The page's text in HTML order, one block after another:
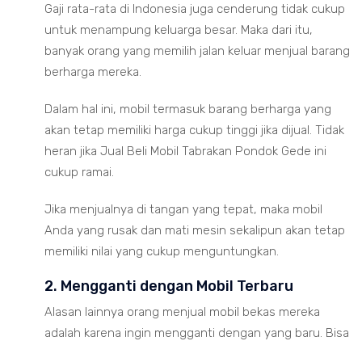
Gaji rata-rata di Indonesia juga cenderung tidak cukup
untuk menampung keluarga besar. Maka dari itu,
banyak orang yang memilih jalan keluar menjual barang
berharga mereka.
Dalam hal ini, mobil termasuk barang berharga yang
akan tetap memiliki harga cukup tinggi jika dijual. Tidak
heran jika Jual Beli Mobil Tabrakan Pondok Gede ini
cukup ramai.
Jika menjualnya di tangan yang tepat, maka mobil
Anda yang rusak dan mati mesin sekalipun akan tetap
memiliki nilai yang cukup menguntungkan.
2. Mengganti dengan Mobil Terbaru
Alasan lainnya orang menjual mobil bekas mereka
adalah karena ingin mengganti dengan yang baru. Bisa